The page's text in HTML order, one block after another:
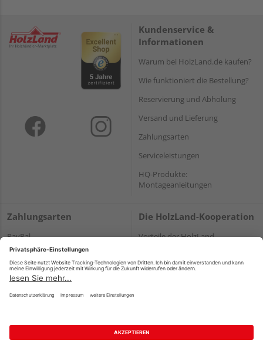
Kundenservice &
Informationen
Warum bei HolzLand.de kaufen?
Wie funktioniert die Bestellung?
Reservierung und Abholung
Versand und Lieferung
Zahlungsarten
Serviceleistungen
HQ-Produkte:
Montageanleitungen
Zahlungsarten
PayPal
Onlineüberweisung
Kreditkarte
Rechnung*
Die HolzLand-Kooperation
Vorteile der HolzLand-
HolzLand – eine starke
Bauanleitungen